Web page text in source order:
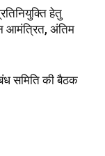
हेतु
आमंत्रित, अंतिम
समिति की बैठक